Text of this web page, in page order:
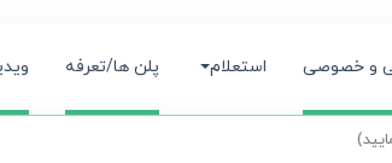
و خصوصی استعلام پلن ها/تعرفه